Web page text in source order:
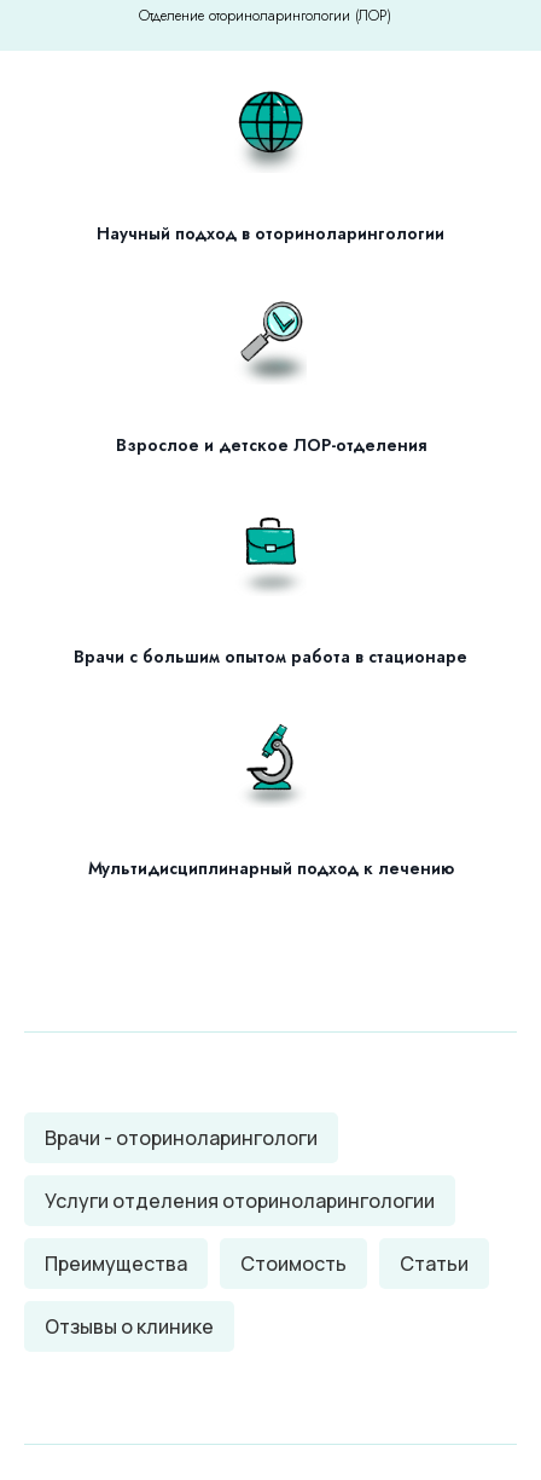
Отделение оториноларингологии (ЛОР)
Научный подход в оториноларингологии
Взрослое и детское ЛОР-отделения
Врачи с большим опытом работа в стационаре
Мультидисциплинарный подход к лечению
Врачи - оториноларингологи
Услуги отделения оториноларингологии
Преимущества Стоимость Статьи
Отзывы о клинике